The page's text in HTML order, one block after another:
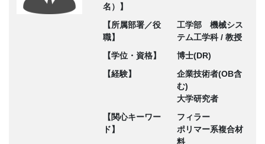
名）】
【所属部署／役
職】
工学部 機械シス
テム工学科 / 教授
【学位・資格】
博士(DR)
【経験】
企業技術者(OB含
む)
大学研究者
【関心キーワー
ド】
フィラー
ポリマー系複合材
料